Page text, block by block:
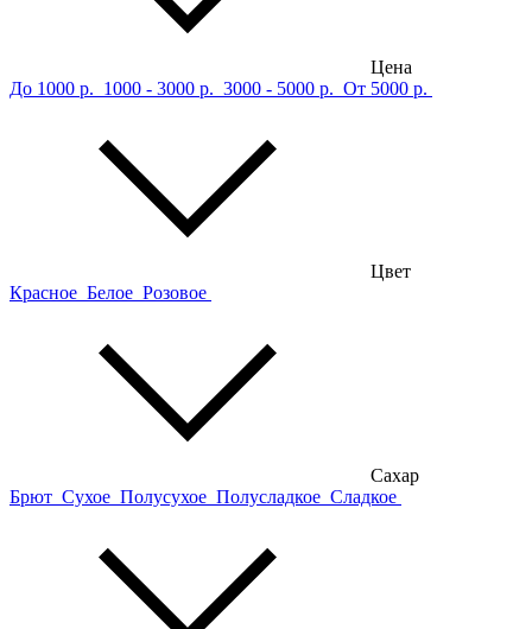
Цена
До 1000 р. 1000 - 3000 р. 3000 - 5000 р. От 5000 р.
Цвет
Красное Белое Розовое
Сахар
Брют Сухое Полусухое Полусладкое Сладкое